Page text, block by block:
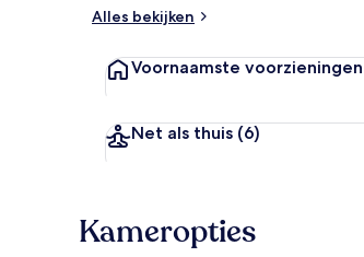
Alles bekijken
Voornaamste voorzieningen
Net als thuis (6)
Kameropties